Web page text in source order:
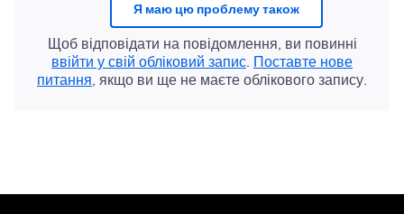
Я маю цю проблему також
Щоб відповідати на повідомлення, ви повинні
ввійти у свій обліковий запис. Поставте нове
питання, якщо ви ще не маєте облікового запису.